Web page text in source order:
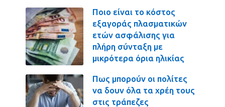
Ποιο είναι το κόστος
εξαγοράς πλασματικών
ετών ασφάλισης για
πλήρη σύνταξη με
μικρότερα όρια ηλικίας
Πως μπορούν οι πολίτες
να δουν όλα τα χρέη τους
στις τράπεζες